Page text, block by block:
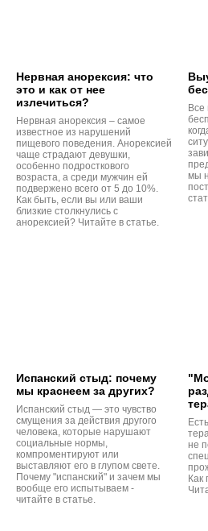
Нервная анорексия: что
это и как от нее
излечиться?
Нервная анорексия – самое
известное из нарушений
пищевого поведения. Анорексией
чаще страдают девушки,
особенно подросткового
возраста, а среди мужчин ей
подвержено всего от 5 до 10%.
Как быть, если вы или ваши
близкие столкнулись с
анорексией? Читайте в статье.
Все
мы
Испанский стыд: почему
мы краснеем за других?
Испанский стыд — это чувство
смущения за действия другого
человека, которые нарушают
социальные нормы,
компроментируют или
выставляют его в глупом свете.
Почему "испанский" и зачем мы
вообще его испытываем -
читайте в статье.
не
Как